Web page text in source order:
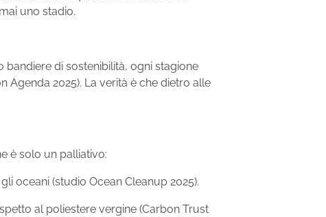
uno stadio.
di sostenibilità, ogni stagione
Agenda 2025). La verità è che dietro alle
è solo un palliativo:
oceani (studio Ocean Cleanup 2025).
al poliestere vergine (Carbon Trust